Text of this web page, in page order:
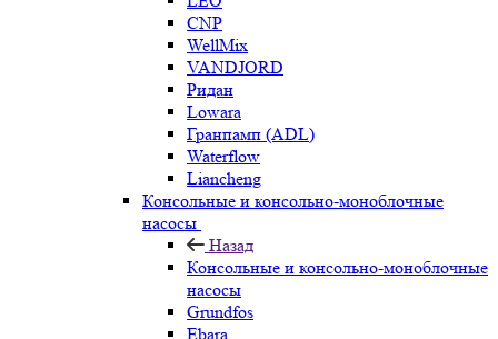
CNP
WellMix
VANDJORD
Ридан
Lowara
Гранпамп (ADL)
Waterflow
Liancheng
Консольные и консольно-моноблочные
насосы
Назад
Консольные и консольно-моноблочные
насосы
Grundfos
Ebara